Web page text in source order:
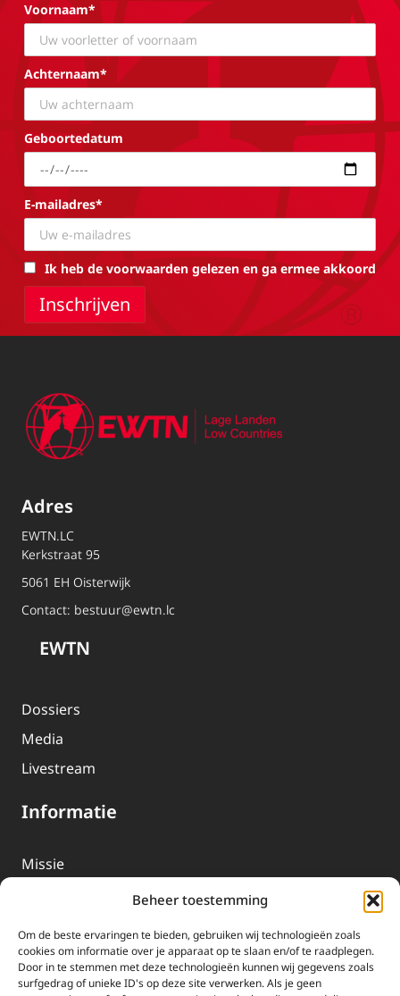
Beheer toestemming
Om de beste ervaringen te bieden, gebruiken wij technologieën zoals
cookies om informatie over je apparaat op te slaan en/of te raadplegen.
Door in te stemmen met deze technologieën kunnen wij gegevens zoals
surfgedrag of unieke ID's op deze site verwerken. Als je geen
Voornaam*
Achternaam*
Geboortedatum
E-mailadres*
Ik heb de voorwaarden gelezen en ga ermee akkoord
Adres
EWTN.LC
Kerkstraat 95
5061 EH Oisterwijk
Contact: bestuur@ewtn.lc
EWTN
Dossiers
Media
Livestream
Informatie
Missie
EWTN-Team
Organisatiegegevens